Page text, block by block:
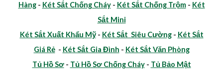
Hàng- Két Sắt Chống Cháy- Két Sắt Chống Trộm- Két
Sắt Mini
Két Sắt Xuất Khẩu Mỹ- Két Sắt Siêu Cường- Két Sắt
Giá Rẻ- Két Sắt Gia Đình - Két Sắt Văn Phòng
Tủ Hồ Sơ- Tủ Hồ Sơ Chống Cháy- Tủ Bảo Mật